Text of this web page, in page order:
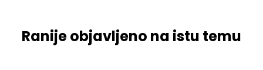
Ranije objavljeno na istu temu